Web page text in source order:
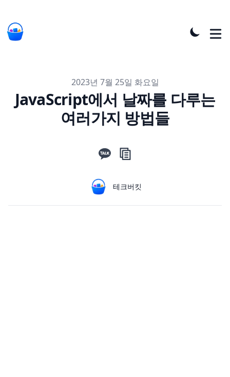
2023년 7월 25일 화요일
JavaScript에서 날짜를 다루는
여러가지 방법들
Name
테크버킷